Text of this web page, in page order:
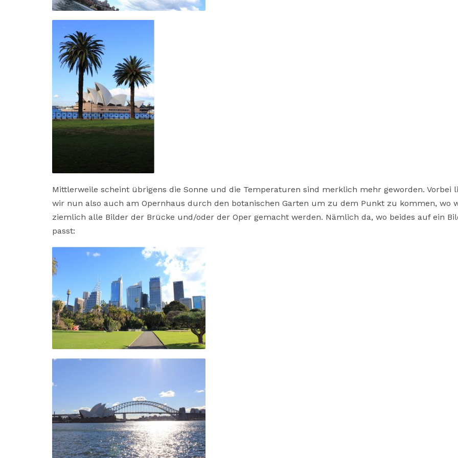
Mittlerweile scheint übrigens die Sonne und die Temperaturen sind merklich mehr geworden. Vorbei
wir nun also auch am Opernhaus durch den botanischen Garten um zu dem Punkt zu kommen, wo
ziemlich alle Bilder der Brücke und/oder der Oper gemacht werden. Nämlich da, wo beides auf ein
passt: